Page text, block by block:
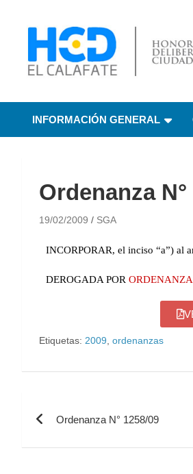
Honorable
Deliberante
INFORMACIÓN GENERAL
Ordenanza N°
19/02/2009 SGA
INCORPORAR, el inciso “a”) al
DEROGADA POR
Etiquetas: 2009, ordenanzas
Ordenanza N° 1258/09